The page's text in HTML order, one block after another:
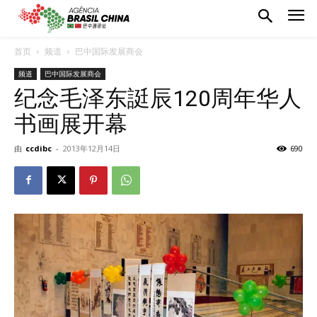
首页 频道 巴中国际发展商会
频道 巴中国际发展商会
纪念毛泽东誔辰120周年华人
书画展开幕
由 ccdibc - 2013年12月14日 690